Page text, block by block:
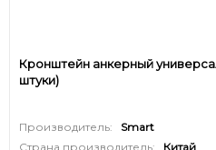
Кронштейн анкерный
штуки)
Производитель:
Smart
Страна производитель:
Китай